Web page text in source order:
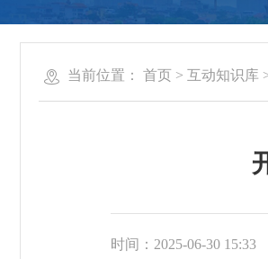
当前位置： 首页 > 互动知识库
时间：2025-06-30 15:33